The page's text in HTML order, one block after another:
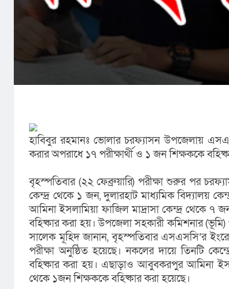
হাবিবুর রহমানঃ ভোলার চরফ্যাসন উপজেলায়
করার অপরাধে ১৭ পরীক্ষার্থী ও ১ জন শিক্ষককে
বৃহস্পতিবার (২২ ফেব্রুয়ারি) পরীক্ষা শুরুর পর
কেন্দ্র থেকে ১ জন, দুলারহাট মাধ্যমিক বিদ্যালয়
আমিনা ইসলামিয়া ফাজিল মাদ্রাসা কেন্দ্র থেকে ৭
বহিষ্কার করা হয়। উপজেলা সহকারী কমিশনার (ভূমি) ও
সালেক মূহিদ জানান, বৃহস্পতিবার এসএসসি’র
পরীক্ষা অনুষ্ঠিত হয়েছে। নকলের দায়ে তিনটি
বহিষ্কার করা হয়। এছাড়াও আবুবকরপুর আমিনা
থেকে ১জন শিক্ষককে বহিষ্কার করা হয়েছে।